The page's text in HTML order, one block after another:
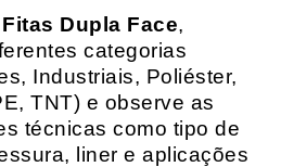
Fitas Dupla Face,
categorias
Industriais, Poliéster,
TNT) e observe as
técnicas como tipo de
liner e aplicações